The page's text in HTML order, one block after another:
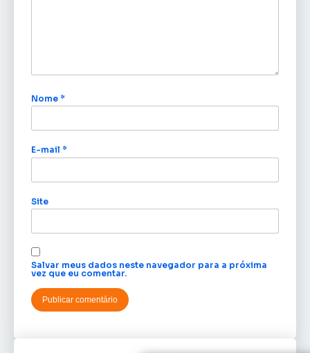
Nome *
E-mail *
Site
Salvar meus dados neste navegador para a próxima
vez que eu comentar.